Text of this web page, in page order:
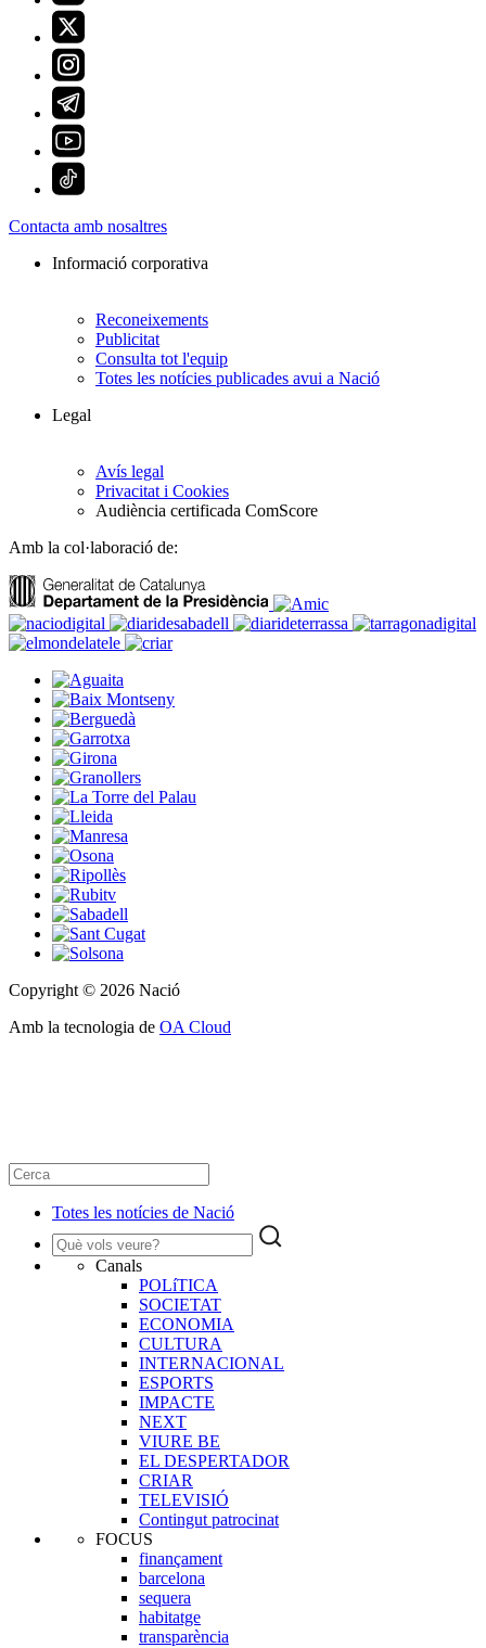
Contacta amb nosaltres
Informació corporativa
Reconeixements
Publicitat
Consulta tot l'equip
Totes les notícies publicades avui a Nació
Legal
Avís legal
Privacitat i Cookies
Audiència certificada ComScore
Amb la col·laboració de:
Copyright © 2026 Nació
Amb la tecnologia de OA Cloud
Totes les notícies de Nació
Canals
POLíTICA
SOCIETAT
ECONOMIA
CULTURA
INTERNACIONAL
ESPORTS
IMPACTE
NEXT
VIURE BE
EL DESPERTADOR
CRIAR
TELEVISIÓ
Contingut patrocinat
FOCUS
finançament
barcelona
sequera
habitatge
transparència